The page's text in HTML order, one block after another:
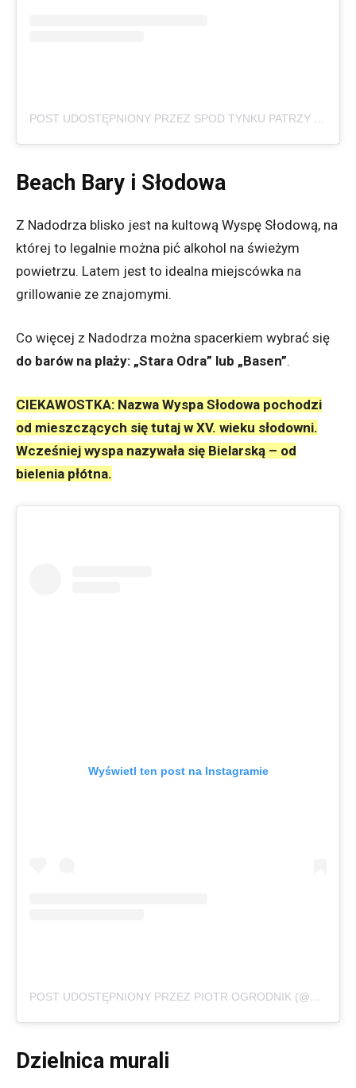
POST UDOSTĘPNIONY PRZEZ SPOD TYNKU PATRZY BRESLAU (@SPOD_TYNKU_PATRZY_BRESLAU)
Beach Bary i Słodowa
Z Nadodrza blisko jest na kultową Wyspę Słodową, na
której to legalnie można pić alkohol na świeżym
powietrzu. Latem jest to idealna miejscówka na
grillowanie ze znajomymi.
Co więcej z Nadodrza można spacerkiem wybrać się
do barów na plaży: „Stara Odra” lub „Basen”.
CIEKAWOSTKA: Nazwa Wyspa Słodowa pochodzi
od mieszczących się tutaj w XV. wieku słodowni.
Wcześniej wyspa nazywała się Bielarską – od
bielenia płótna.
Wyświetl ten post na Instagramie
POST UDOSTĘPNIONY PRZEZ PIOTR OGRODNIK (@PIOTRODRONE)
Dzielnica murali